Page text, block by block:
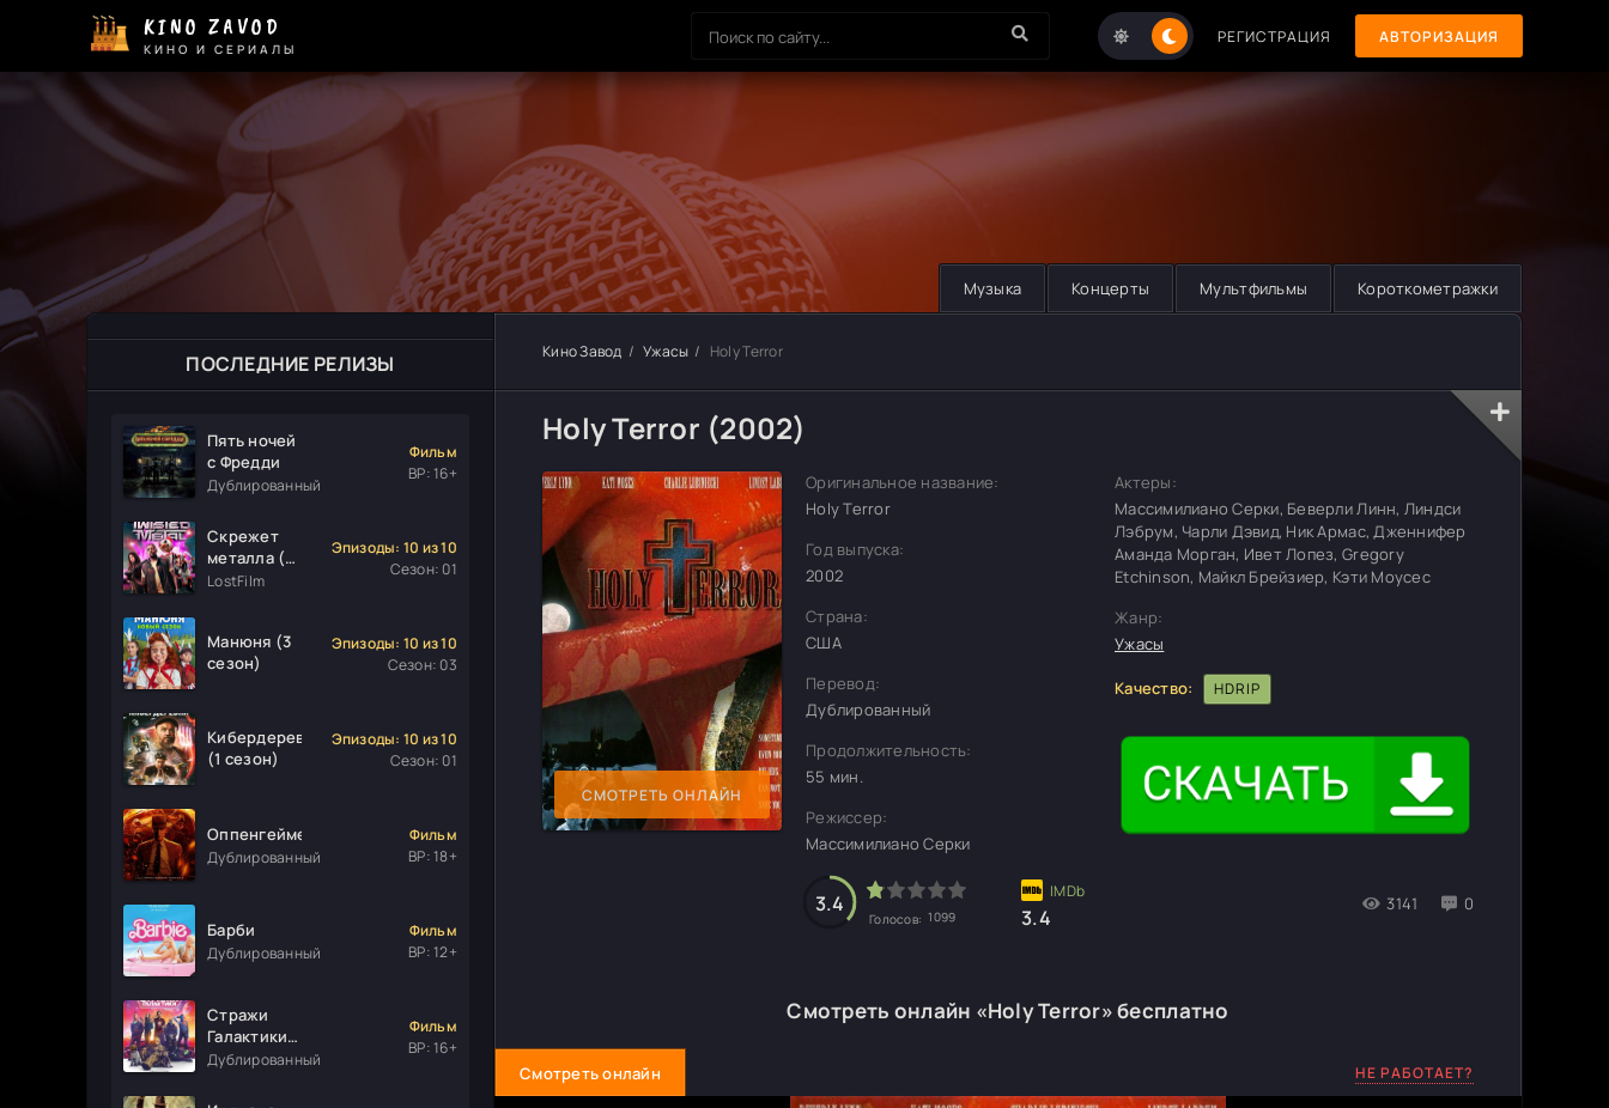
KINO ZAVOD
КИНО И СЕРИАЛЫ
РЕГИСТРАЦИЯ АВТОРИЗАЦИЯ
Музыка Концерты Мультфильмы Короткометражки
ПОСЛЕДНИЕ РЕЛИЗЫ
Пять ночей
с Фредди
Дублированный
Фильм
ВР: 16+
Скрежет
металла (1
сезон)
LostFilm
Эпизоды: 10 из 10
Сезон: 01
Манюня (3
сезон)
Эпизоды: 10 из 10
Сезон: 03
Кибердеревня
(1 сезон)
Эпизоды: 10 из 10
Сезон: 01
Оппенгеймер
Дублированный
Фильм
ВР: 18+
Барби
Дублированный
Фильм
ВР: 12+
Стражи
Галактики.
Часть 3
Дублированный
Фильм
ВР: 16+
Кино Завод Ужасы Holy Terror
Holy Terror (2002)
СМОТРЕТЬ ОНЛАЙН
Оригинальное название:
Holy Terror
Год выпуска:
2002
Страна:
США
Перевод:
Дублированный
Продолжительность:
55 мин.
Режиссер:
Массимилиано Серки
3.4
Голосов: 1099 3.4
3141 0
Актеры:
Массимилиано Серки, Беверли Линн, Линдси
Лэбрум, Чарли Дэвид, Ник Армас, Дженнифер
Аманда Морган, Ивет Лопез, Gregory
Etchinson, Майкл Брейзиер, Кэти Моусес
Жанр:
Ужасы
Качество: HDRIP
Смотреть онлайн «Holy Terror» бесплатно
Смотреть онлайн НЕ РАБОТАЕТ?